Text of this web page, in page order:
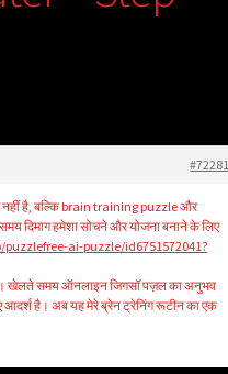
#72281
नहीं है, बल्कि brain training puzzle और
दिमाग हमेशा सोचने और योजना बनाने के लिए
ai-puzzle/id6751572041?
खेलते समय ऑनलाइन जिगसॉ पज़ल का अनुभव
आदर्श है। अब यह मेरे ब्रेन ट्रेनिंग रूटीन का एक